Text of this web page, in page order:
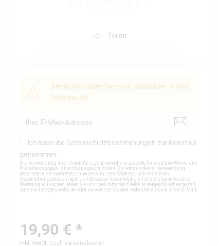
Teilen
Benachrichtigen Sie mich, sobald der Artikel
lieferbar ist.
Ich habe die Datenschutzbestimmungen zur Kenntnis
genommen.
Die Verwendung Ihrer Daten für eigene werbliche Zwecke für ähnliche Waren und
Dienstleistungen ist nicht ausgeschlossen. Sie können dieser Verwendung
jederzeit widersprechen, ohne dass für den Widerspruch andere als
Übermittlungskosten nach den Basistarifen entstehen. Falls Sie keine weitere
Werbung wünschen, teilen Sie uns dies bitte per E-Mail an folgende Adresse mit:
datenschutz@miweba.deoder verwenden Sie den Abbestellen-Link in der E-Mail.
19,90 € *
inkl. MwSt. zzgl. Versandkosten